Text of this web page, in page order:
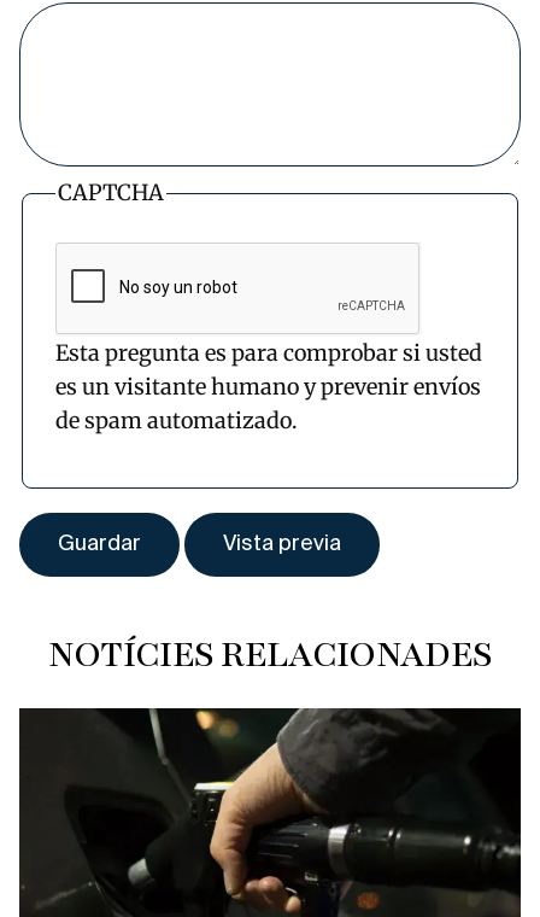
CAPTCHA
Esta pregunta es para comprobar si usted
es un visitante humano y prevenir envíos
de spam automatizado.
NOTÍCIES RELACIONADES